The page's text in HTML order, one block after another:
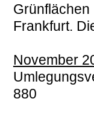
Grünflächen
Frankfurt.
November
880